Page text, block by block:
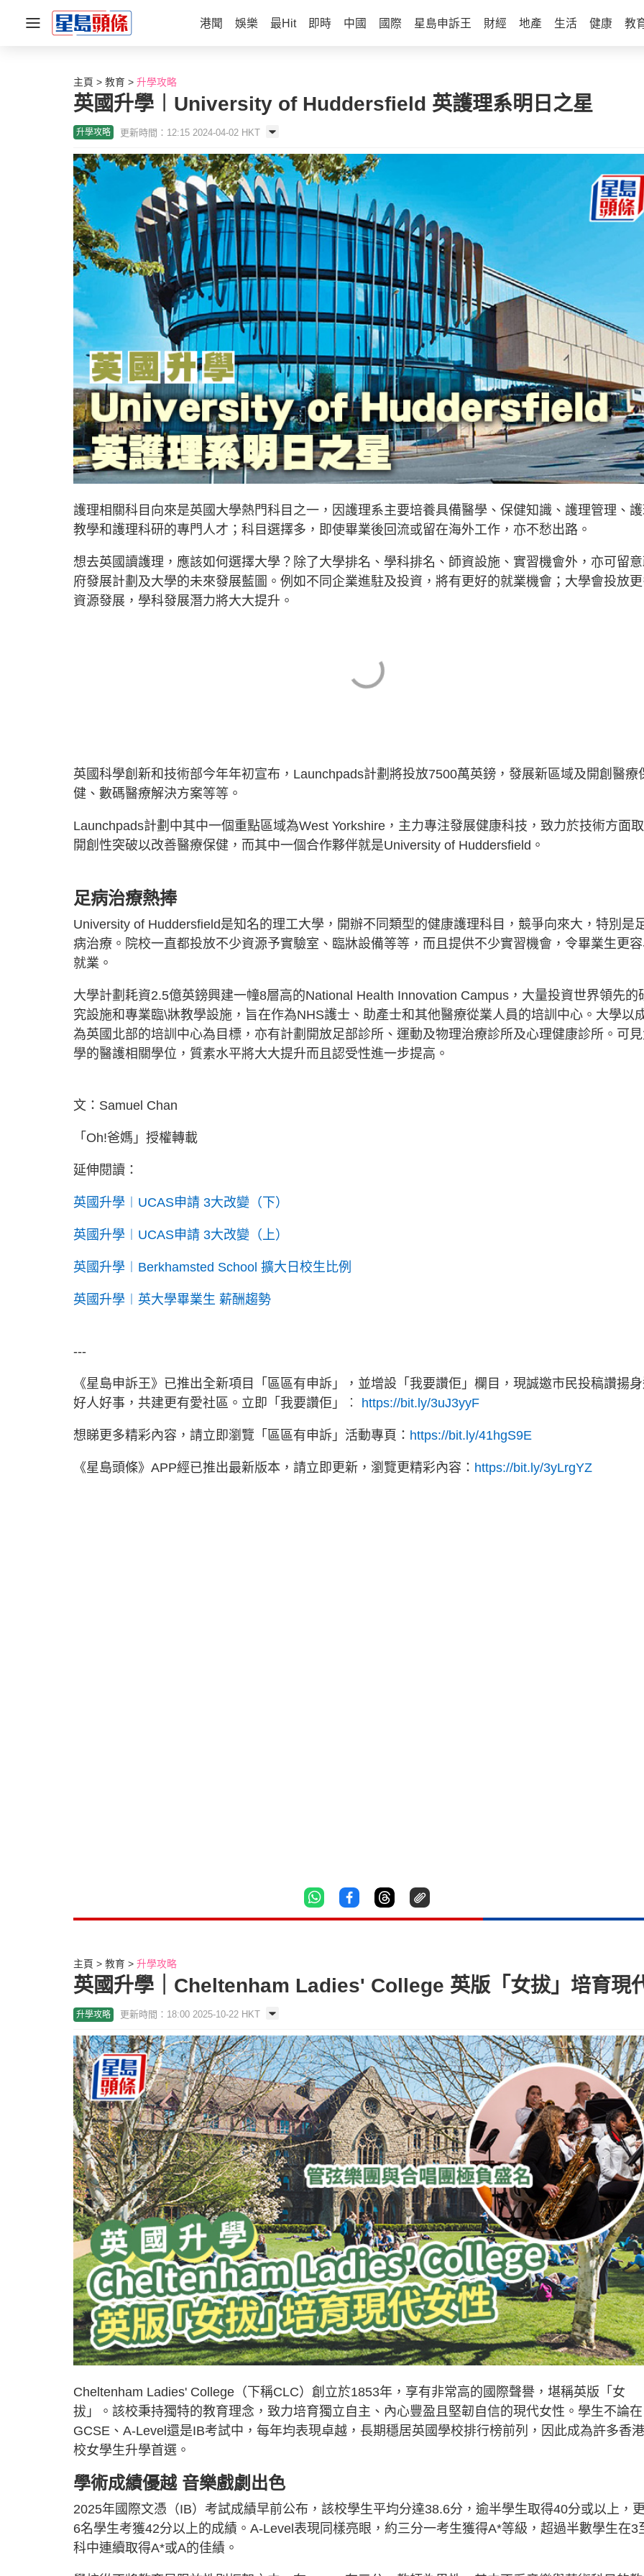
港聞 娛樂 最Hit 即時 中國 國際 星島申訴王 財經 地產 生活 健康 教
主頁 教育 升學攻略
英國升學︱University of Huddersfield 英護理系明日之星
升學攻略 更新時間：12:15 2024-04-02 HKT
護理相關科目向來是英國大學熱門科目之一，因護理系主要培養具備醫學、保健知識、護理管理、
教學和護理科研的專門人才；科目選擇多，即使畢業後回流或留在海外工作，亦不愁出路。
想去英國讀護理，應該如何選擇大學？除了大學排名、學科排名、師資設施、實習機會外，亦可留
府發展計劃及大學的未來發展藍圖。例如不同企業進駐及投資，將有更好的就業機會；大學會投放
資源發展，學科發展潛力將大大提升。
英國科學創新和技術部今年年初宣布，Launchpads計劃將投放7500萬英鎊，發展新區域及開創醫療
健、數碼醫療解決方案等等。
Launchpads計劃中其中一個重點區域為West Yorkshire，主力專注發展健康科技，致力於技術方面
開創性突破以改善醫療保健，而其中一個合作夥伴就是University of Huddersfield。
足病治療熱捧
University of Huddersfield是知名的理工大學，開辦不同類型的健康護理科目，競爭向來大，特別是
病治療。院校一直都投放不少資源予實驗室、臨牀設備等等，而且提供不少實習機會，令畢業生更
就業。
大學計劃耗資2.5億英鎊興建一幢8層高的National Health Innovation Campus，大量投資世界領先的
究設施和專業臨\牀教學設施，旨在作為NHS護士、助產士和其他醫療從業人員的培訓中心。大學以
為英國北部的培訓中心為目標，亦有計劃開放足部診所、運動及物理治療診所及心理健康診所。可
學的醫護相關學位，質素水平將大大提升而且認受性進一步提高。
文：Samuel Chan
「Oh!爸媽」授權轉載
延伸閱讀：
英國升學︱UCAS申請 3大改變（下）
英國升學︱UCAS申請 3大改變（上）
英國升學︱Berkhamsted School 擴大日校生比例
英國升學︱英大學畢業生 薪酬趨勢
---
《星島申訴王》已推出全新項目「區區有申訴」，並增設「我要讚佢」欄目，現誠邀市民投稿讚揚
好人好事，共建更有愛社區。立即「我要讚佢」︰
https://bit.ly/3uJ3yyF
想睇更多精彩內容，請立即瀏覽「區區有申訴」活動專頁： https://bit.ly/41hgS9E
《星島頭條》APP經已推出最新版本，請立即更新，瀏覽更精彩內容： https://bit.ly/3yLrgYZ
主頁 教育 升學攻略
英國升學｜Cheltenham Ladies' College 英版「女拔」培育現
升學攻略 更新時間：18:00 2025-10-22 HKT
Cheltenham Ladies' College（下稱CLC）創立於1853年，享有非常高的國際聲譽，堪稱英版「女
拔」。該校秉持獨特的教育理念，致力培育獨立自主、內心豐盈且堅韌自信的現代女性。學生不論在
GCSE、A-Level還是IB考試中，每年均表現卓越，長期穩居英國學校排行榜前列，因此成為許多香
校女學生升學首選。
學術成績優越 音樂戲劇出色
2025年國際文憑（IB）考試成績早前公布，該校學生平均分達38.6分，逾半學生取得40分或以上，
6名學生考獲42分以上的成績。A-Level表現同樣亮眼，約三分一考生獲得A*等級，超過半數學生在3
科中連續取得A*或A的佳績。